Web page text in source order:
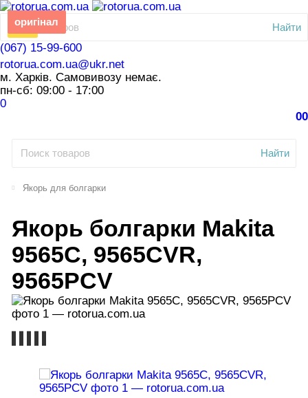
Найти
(067) 15-99-600
rotorua.com.ua@ukr.net
м. Харків. Самовивозу немає.
пн-сб: 09:00 - 17:00
0
00
Найти
Якорь для болгарки
Якорь болгарки Makita
9565C, 9565CVR,
9565PCV
СКИДКА
-5%
оригінал